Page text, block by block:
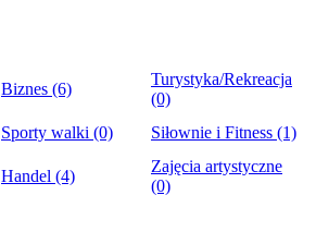
Biznes (6)
Turystyka/Rekreacja
(0)
Sporty walki (0) Siłownie i Fitness (1)
Handel (4)
Zajęcia artystyczne
(0)